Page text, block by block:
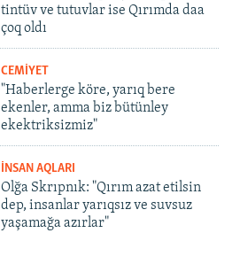
tintüv ve tutuvlar ise Qırımda daa
çoq oldı
CEMİYET
"Haberlerge köre, yarıq bere
ekenler, amma biz bütünley
ekektriksizmiz"
İNSAN AQLARI
Olğa Skrıpnık: "Qırım azat etilsin
dep, insanlar yarıqsız ve suvsuz
yaşamağa azırlar"